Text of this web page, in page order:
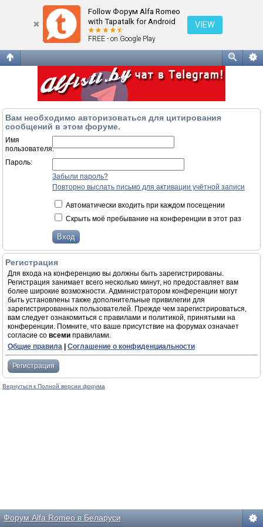
Follow Форум Alfa Romeo
with Tapatalk for Android
FREE - on Google Play
VIEW
Вам необходимо авторизоваться для цитирования
сообщений в этом форуме.
Имя
пользователя:
Пароль:
Забыли пароль?
Повторно выслать письмо для активации учётной записи
Автоматически входить при каждом посещении
Скрыть моё пребывание на конференции в этот раз
Регистрация
Для входа на конференцию вы должны быть зарегистрированы.
Регистрация занимает всего несколько минут, но предоставляет вам
более широкие возможности. Администратором конференции могут
быть установлены также дополнительные привилегии для
зарегистрированных пользователей. Прежде чем зарегистрироваться,
вам следует ознакомиться с правилами и политикой, принятыми на
конференции. Помните, что ваше присутствие на форумах означает
согласие со всеми правилами.
Общие правила
Соглашение о конфиденциальности
Регистрация
Вернуться к Полной версии форума
Форум Alfa Romeo в Беларуси